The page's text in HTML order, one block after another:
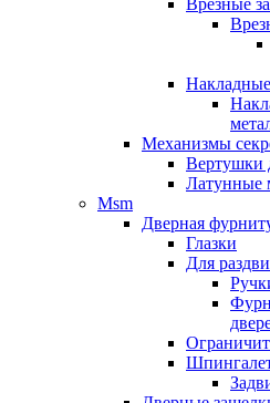
Врезные
Механизмы
Вертушки
Латунные
Msm
Дверная
Глазки
Для